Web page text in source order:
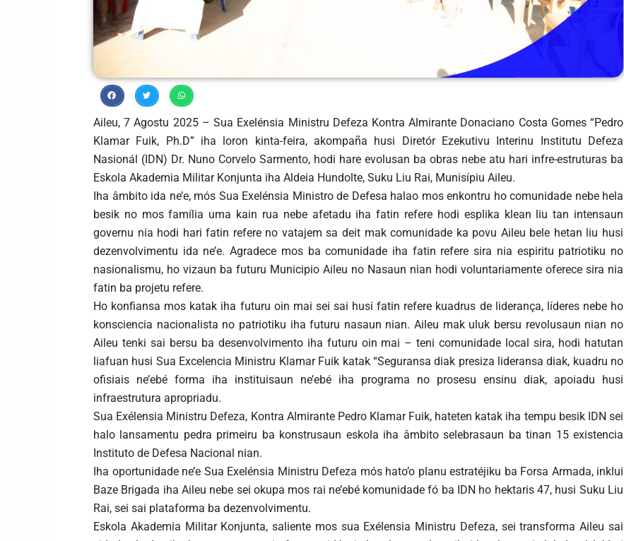
Aileu, 7 Agostu 2025 – Sua Exelénsia Ministru Defeza Kontra Almirante Donaciano Costa Gomes “Pedro
Klamar Fuik, Ph.D” iha loron kinta-feira, akompaña husi Diretór Ezekutivu Interinu Institutu Defeza
Nasionál (IDN) Dr. Nuno Corvelo Sarmento, hodi hare evolusan ba obras nebe atu hari infre-estruturas ba
Eskola Akademia Militar Konjunta iha Aldeia Hundolte, Suku Liu Rai, Munisípiu Aileu.
Iha âmbito ida ne’e, mós Sua Exelénsia Ministro de Defesa halao mos enkontru ho comunidade nebe hela
besik no mos família uma kain rua nebe afetadu iha fatin refere hodi esplika klean liu tan intensaun
governu nia hodi hari fatin refere no vatajem sa deit mak comunidade ka povu Aileu bele hetan liu husi
dezenvolvimentu ida ne’e. Agradece mos ba comunidade iha fatin refere sira nia espiritu patriotiku no
nasionalismu, ho vizaun ba futuru Municipio Aileu no Nasaun nian hodi voluntariamente oferece sira nia
fatin ba projetu refere.
Ho konfiansa mos katak iha futuru oin mai sei sai husi fatin refere kuadrus de liderança, líderes nebe ho
konsciencia nacionalista no patriotiku iha futuru nasaun nian. Aileu mak uluk bersu revolusaun nian no
Aileu tenki sai bersu ba desenvolvimento iha futuru oin mai – teni comunidade local sira, hodi hatutan
liafuan husi Sua Excelencia Ministru Klamar Fuik katak “Seguransa diak presiza lideransa diak, kuadru no
ofisiais ne’ebé forma iha instituisaun ne’ebé iha programa no prosesu ensinu diak, apoiadu husi
infraestrutura apropriadu.
Sua Exélensia Ministru Defeza, Kontra Almirante Pedro Klamar Fuik, hateten katak iha tempu besik IDN sei
halo lansamentu pedra primeiru ba konstrusaun eskola iha âmbito selebrasaun ba tinan 15 existencia
Instituto de Defesa Nacional nian.
Iha oportunidade ne’e Sua Exelénsia Ministru Defeza mós hato’o planu estratéjiku ba Forsa Armada, inklui
Baze Brigada iha Aileu nebe sei okupa mos rai ne’ebé komunidade fó ba IDN ho hektaris 47, husi Suku Liu
Rai, sei sai plataforma ba dezenvolvimentu.
Eskola Akademia Militar Konjunta, saliente mos sua Exélensia Ministru Defeza, sei transforma Aileu sai